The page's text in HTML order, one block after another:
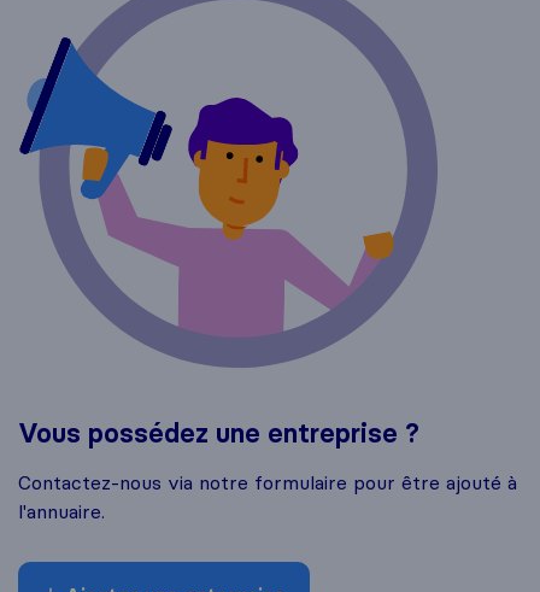
Vous possédez une entreprise ?
Contactez-nous via notre formulaire pour être ajouté à
l'annuaire.